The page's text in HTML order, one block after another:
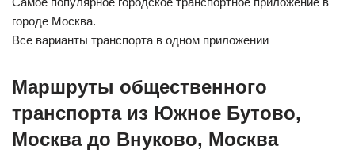
городе Москва.
Все варианты транспорта в одном приложении
Маршруты общественного
транспорта из Южное Бутово,
Москва до Внуково, Москва